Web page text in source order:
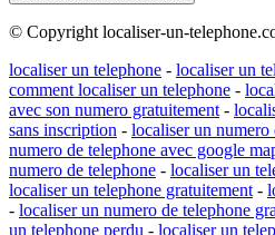
© Copyright localiser-un-
localiser un telephone - localiser un
comment localiser un telephone -
avec son numero gratuitement -
sans inscription - localiser un numero
numero de telephone avec google
numero de telephone - localiser un
localiser un telephone gratuitement -
- localiser un numero de telephone
un telephone perdu - localiser un